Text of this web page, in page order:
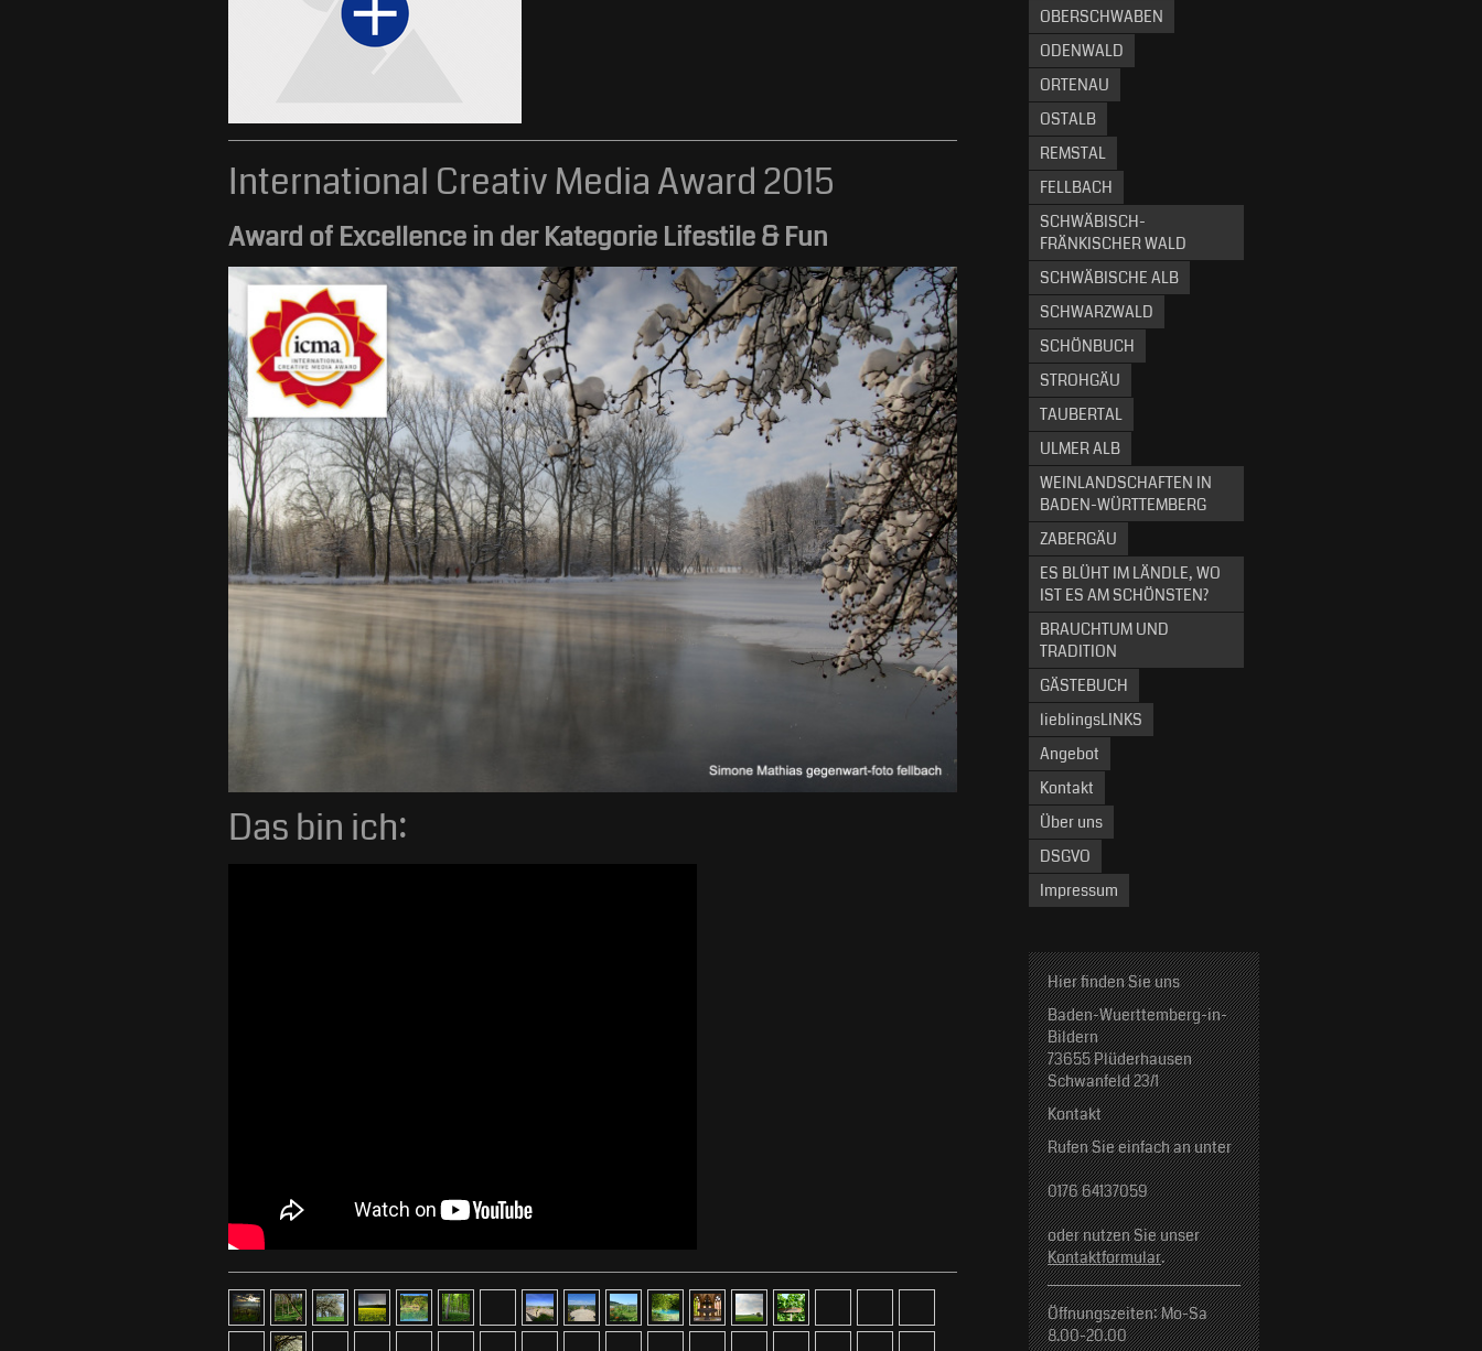
International Creativ Media Award 2015
Award of Excellence in der Kategorie Lifestile & Fun
Das bin ich:
OBERSCHWABEN
ODENWALD
ORTENAU
OSTALB
REMSTAL
FELLBACH
SCHWÄBISCH-
FRÄNKISCHER WALD
SCHWÄBISCHE ALB
SCHWARZWALD
SCHÖNBUCH
STROHGÄU
TAUBERTAL
ULMER ALB
WEINLANDSCHAFTEN IN
BADEN-WÜRTTEMBERG
ZABERGÄU
ES BLÜHT IM LÄNDLE, WO
IST ES AM SCHÖNSTEN?
BRAUCHTUM UND
TRADITION
GÄSTEBUCH
lieblingsLINKS
Angebot
Kontakt
Über uns
DSGVO
Impressum
Hier finden Sie uns
Baden-Wuerttemberg-in-
Bildern
73655 Plüderhausen
Schwanfeld 23/1
Kontakt
Rufen Sie einfach an unter
0176 64137059
oder nutzen Sie unser
Kontaktformular.
Öffnungszeiten: Mo-Sa
8.00-20.00